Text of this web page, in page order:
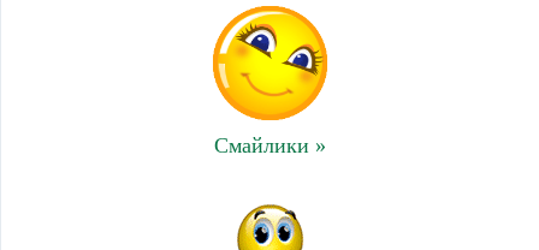
Смайлики »